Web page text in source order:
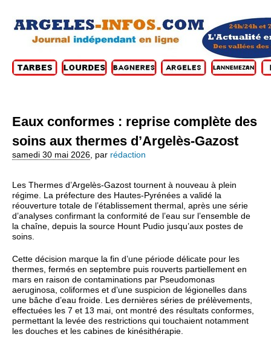
Eaux conformes : reprise complète des
soins aux thermes d’Argelès‑Gazost
samedi 30 mai 2026 par rédaction
Les Thermes d’Argelès‑Gazost tournent à nouveau à plein
régime. La préfecture des Hautes‑Pyrénées a validé la
réouverture totale de l’établissement thermal, après une série
d’analyses confirmant la conformité de l’eau sur l’ensemble de
la chaîne, depuis la source Hount Pudio jusqu’aux postes de
soins.
Cette décision marque la fin d’une période délicate pour les
thermes, fermés en septembre puis rouverts partiellement en
mars en raison de contaminations par Pseudomonas
aeruginosa, coliformes et d’une suspicion de légionelles dans
une bâche d’eau froide. Les dernières séries de prélèvements,
effectuées les 7 et 13 mai, ont montré des résultats conformes,
permettant la levée des restrictions qui touchaient notamment
les douches et les cabines de kinésithérapie.